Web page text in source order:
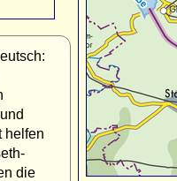
helfen
die